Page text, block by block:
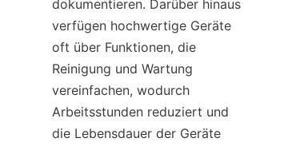
dokumentieren. Darüber hinaus
verfügen hochwertige Geräte
oft über Funktionen, die
Reinigung und Wartung
vereinfachen, wodurch
Arbeitsstunden reduziert und
die Lebensdauer der Geräte